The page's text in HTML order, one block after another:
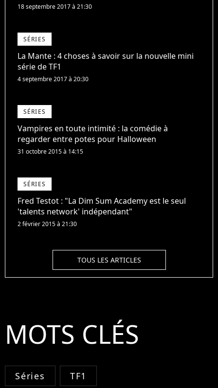
18 septembre 2017 à 21:30
SÉRIES
La Mante : 4 choses à savoir sur la nouvelle mini
série de TF1
4 septembre 2017 à 20:30
SÉRIES
Vampires en toute intimité : la comédie à
regarder entre potes pour Halloween
31 octobre 2015 à 14:15
SÉRIES
Fred Testot : "La Dim Sum Academy est le seul
'talents network' indépendant"
2 février 2015 à 21:30
TOUS LES ARTICLES
MOTS CLÉS
Séries TF1